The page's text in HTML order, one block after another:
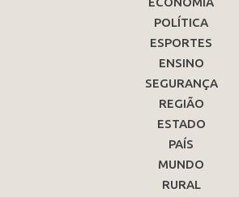
POLÍTICA
ESPORTES
ENSINO
SEGURANÇA
REGIÃO
ESTADO
PAÍS
MUNDO
RURAL